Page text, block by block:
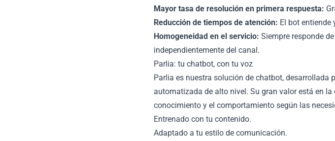
Mayor tasa de resolución en primera respuesta:
Reducción de tiempos de atención: El bot entiende
Homogeneidad en el servicio: Siempre responde
independientemente del canal.
Parlia: tu chatbot, con tu voz
Parlia es nuestra solución de chatbot, desarrollada
automatizada de alto nivel. Su gran valor está en
conocimiento y el comportamiento según las
Entrenado con tu contenido.
Adaptado a tu estilo de comunicación.